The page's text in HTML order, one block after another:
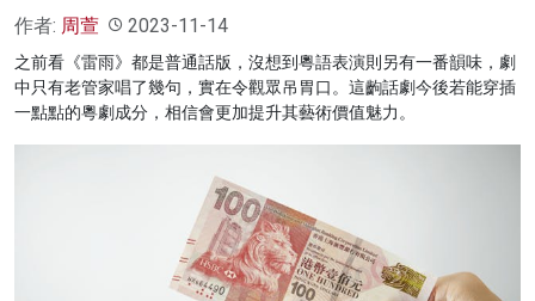
作者: 周萱 2023-11-14
之前看《雷雨》都是普通話版，沒想到粵語表演則另有一番韻味，劇
中只有老管家唱了幾句，實在令觀眾吊胃口。這齣話劇今後若能穿插
一點點的粵劇成分，相信會更加提升其藝術價值魅力。